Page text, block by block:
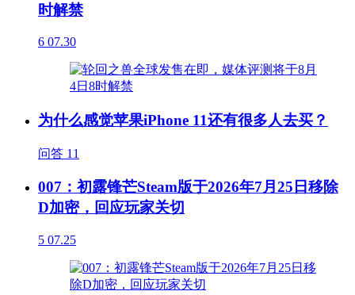
时解禁
6 07.30
为什么感觉苹果iPhone 11还有很多人去买？
问答 11
007：初露锋芒Steam版于2026年7月25日移除
D加密，回应玩家关切
5 07.25